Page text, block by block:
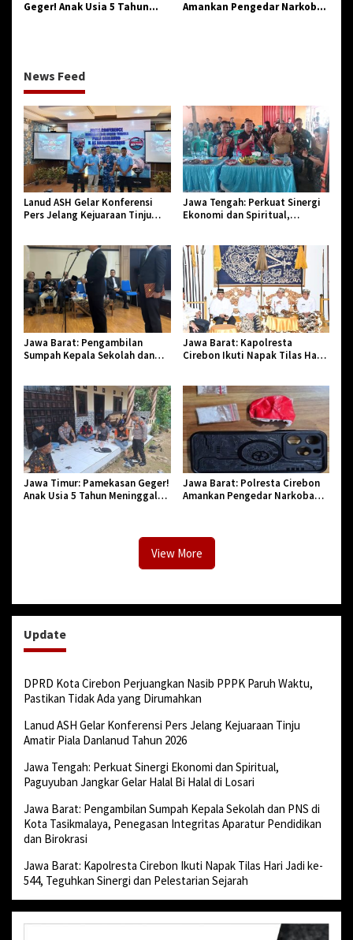
Geger! Anak Usia 5 Tahun
Amankan Pengedar Narkoba
News Feed
Lanud ASH Gelar Konferensi
Pers Jelang Kejuaraan Tinju
Jawa Tengah: Perkuat Sinergi
Ekonomi dan Spiritual,
Jawa Barat: Pengambilan
Sumpah Kepala Sekolah dan
Pendidikan dan Birokrasi
Jawa Barat: Kapolresta
Cirebon Ikuti Napak Tilas Hari
Jawa Timur: Pamekasan Geger!
Anak Usia 5 Tahun Meninggal
Jawa Barat: Polresta Cirebon
Amankan Pengedar Narkoba
View More
Update
DPRD Kota Cirebon Perjuangkan Nasib PPPK Paruh Waktu,
Pastikan Tidak Ada yang Dirumahkan
Lanud ASH Gelar Konferensi Pers Jelang Kejuaraan Tinju
Amatir Piala Danlanud Tahun 2026
Jawa Tengah: Perkuat Sinergi Ekonomi dan Spiritual,
Paguyuban Jangkar Gelar Halal Bi Halal di Losari
Jawa Barat: Pengambilan Sumpah Kepala Sekolah dan PNS di
Kota Tasikmalaya, Penegasan Integritas Aparatur Pendidikan
dan Birokrasi
Jawa Barat: Kapolresta Cirebon Ikuti Napak Tilas Hari Jadi ke-
544, Teguhkan Sinergi dan Pelestarian Sejarah